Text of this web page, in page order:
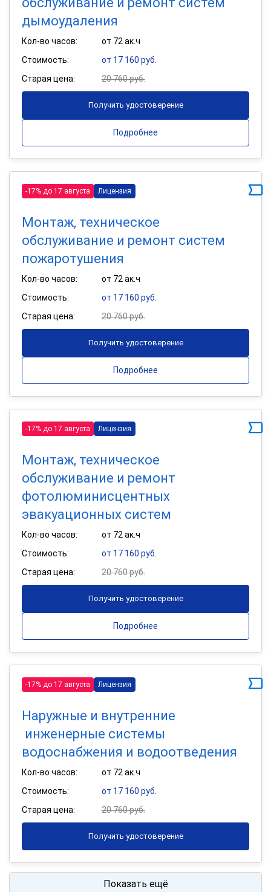
дымоудаления
Кол-во часов:
от 72 ак.ч
Стоимость:
от 17 160 руб.
Старая цена:
20 760 руб.
Получить удостоверение
Подробнее
-17% до 17 августа Лицензия
Монтаж, техническое
обслуживание и ремонт систем
пожаротушения
Кол-во часов:
от 72 ак.ч
Стоимость:
от 17 160 руб.
Старая цена:
20 760 руб.
Получить удостоверение
Подробнее
-17% до 17 августа Лицензия
Монтаж, техническое
обслуживание и ремонт
фотолюминисцентных
эвакуационных систем
Кол-во часов:
от 72 ак.ч
Стоимость:
от 17 160 руб.
Старая цена:
20 760 руб.
Получить удостоверение
Подробнее
-17% до 17 августа Лицензия
Наружные и внутренние
инженерные системы
водоснабжения и водоотведения
Кол-во часов:
от 72 ак.ч
Стоимость:
от 17 160 руб.
Старая цена:
20 760 руб.
Получить удостоверение
Показать ещё